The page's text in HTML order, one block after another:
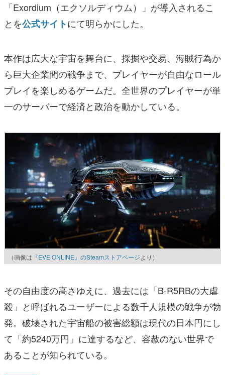
電ファミニコゲーマーとは？
運営：株式会社マレ
「Exordium（エクソルディウム）」が導入されるこ
とを公式サイトにて明らかにした。
本作は広大な宇宙を舞台に、採掘や交易、海賊行為か
ら巨大企業間の戦争まで、プレイヤーが自由なロール
プレイを楽しめるゲームだ。全世界のプレイヤーが単
一のサーバーで経済と政治を動かしている。
（画像は 『EVE ONLINE』のSteamストアページより）
その自由度の高さゆえに、過去には「B-R5RBの大虐
殺」と呼ばれるユーザーによる数千人規模の戦争が勃
発。破壊された宇宙船の被害総額は現代の日本円にし
て「約5240万円」に達するなど、容赦のない世界で
あることが知られている。